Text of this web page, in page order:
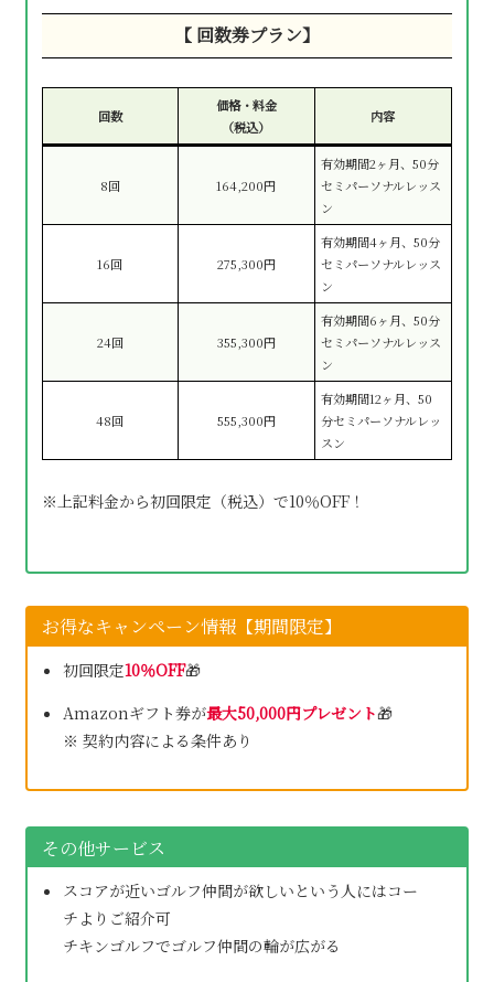
【 回数券プラン】
回数
価格・料金
（税込）
内容
8回 164,200円
有効期間2ヶ月、50分
セミパーソナルレッス
ン
16回 275,300円
有効期間4ヶ月、50分
セミパーソナルレッス
ン
24回 355,300円
有効期間6ヶ月、50分
セミパーソナルレッス
ン
48回 555,300円
有効期間12ヶ月、50
分セミパーソナルレッ
スン
※上記料金から初回限定（税込）で10％OFF！
お得なキャンペーン情報【期間限定】
初回限定10％OFF🎁
Amazonギフト券が最大50,000円プレゼント🎁
※ 契約内容による条件あり
その他サービス
スコアが近いゴルフ仲間が欲しいという人にはコー
チよりご紹介可
チキンゴルフでゴルフ仲間の輪が広がる